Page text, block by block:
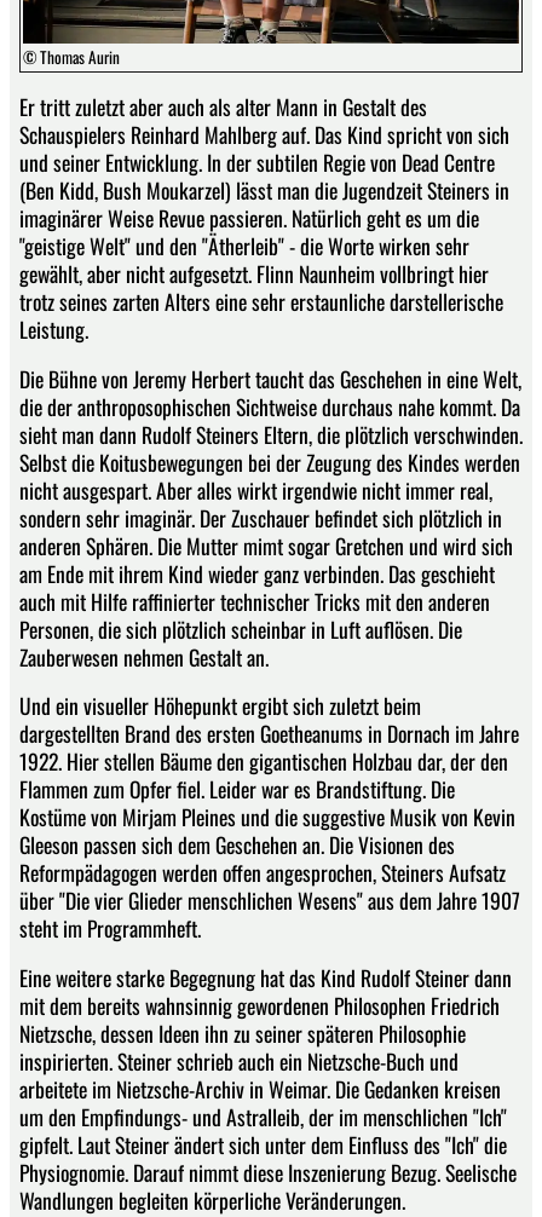
© Thomas Aurin
Er tritt zuletzt aber auch als alter Mann in Gestalt des
Schauspielers Reinhard Mahlberg auf. Das Kind spricht von sich
und seiner Entwicklung. In der subtilen Regie von Dead Centre
(Ben Kidd, Bush Moukarzel) lässt man die Jugendzeit Steiners in
imaginärer Weise Revue passieren. Natürlich geht es um die
"geistige Welt" und den "Ätherleib" - die Worte wirken sehr
gewählt, aber nicht aufgesetzt. Flinn Naunheim vollbringt hier
trotz seines zarten Alters eine sehr erstaunliche darstellerische
Leistung.
Die Bühne von Jeremy Herbert taucht das Geschehen in eine Welt,
die der anthroposophischen Sichtweise durchaus nahe kommt. Da
sieht man dann Rudolf Steiners Eltern, die plötzlich verschwinden.
Selbst die Koitusbewegungen bei der Zeugung des Kindes werden
nicht ausgespart. Aber alles wirkt irgendwie nicht immer real,
sondern sehr imaginär. Der Zuschauer befindet sich plötzlich in
anderen Sphären. Die Mutter mimt sogar Gretchen und wird sich
am Ende mit ihrem Kind wieder ganz verbinden. Das geschieht
auch mit Hilfe raffinierter technischer Tricks mit den anderen
Personen, die sich plötzlich scheinbar in Luft auflösen. Die
Zauberwesen nehmen Gestalt an.
Und ein visueller Höhepunkt ergibt sich zuletzt beim
dargestellten Brand des ersten Goetheanums in Dornach im Jahre
1922. Hier stellen Bäume den gigantischen Holzbau dar, der den
Flammen zum Opfer fiel. Leider war es Brandstiftung. Die
Kostüme von Mirjam Pleines und die suggestive Musik von Kevin
Gleeson passen sich dem Geschehen an. Die Visionen des
Reformpädagogen werden offen angesprochen, Steiners Aufsatz
über "Die vier Glieder menschlichen Wesens" aus dem Jahre 1907
steht im Programmheft.
Eine weitere starke Begegnung hat das Kind Rudolf Steiner dann
mit dem bereits wahnsinnig gewordenen Philosophen Friedrich
Nietzsche, dessen Ideen ihn zu seiner späteren Philosophie
inspirierten. Steiner schrieb auch ein Nietzsche-Buch und
arbeitete im Nietzsche-Archiv in Weimar. Die Gedanken kreisen
um den Empfindungs- und Astralleib, der im menschlichen "Ich"
gipfelt. Laut Steiner ändert sich unter dem Einfluss des "Ich" die
Physiognomie. Darauf nimmt diese Inszenierung Bezug. Seelische
Wandlungen begleiten körperliche Veränderungen.